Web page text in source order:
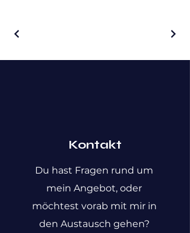
Kontakt
Du hast Fragen rund um
mein Angebot, oder
möchtest vorab mit mir in
den Austausch gehen?